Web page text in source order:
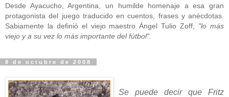
Desde Ayacucho, Argentina, un humilde homenaje a esa gran
protagonista del juego traducido en cuentos, frases y anécdotas.
Sabiamente la definió el viejo maestro Ángel Tulio Zoff, "lo más
viejo y a su vez lo más importante del fútbol".
8 de octubre de 2008
Se puede decir que Fritz